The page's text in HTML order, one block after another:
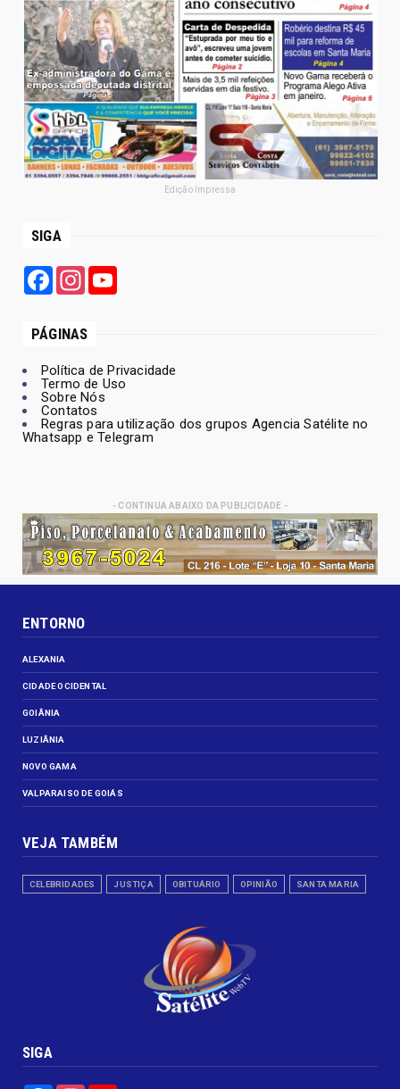
Edição Impressa
SIGA
FacebookInstagram
PÁGINAS
Política de Privacidade
Termo de Uso
Sobre Nós
Contatos
Regras para utilização dos grupos Agencia Satélite no
Whatsapp e Telegram
- CONTINUA ABAIXO DA PUBLICIDADE -
ENTORNO
ALEXANIA
CIDADE OCIDENTAL
GOIÂNIA
LUZIÂNIA
NOVO GAMA
VALPARAISO DE GOIÁS
VEJA TAMBÉM
CELEBRIDADES JUSTIÇA OBITUÁRIO OPINIÃO SANTA MARIA
SIGA